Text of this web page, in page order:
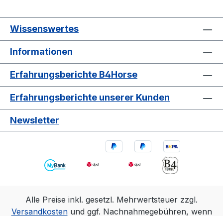
Wissenswertes
Informationen
Erfahrungsberichte B4Horse
Erfahrungsberichte unserer Kunden
Newsletter
Alle Preise inkl. gesetzl. Mehrwertsteuer zzgl.
Versandkostenund ggf. Nachnahmegebühren, wenn